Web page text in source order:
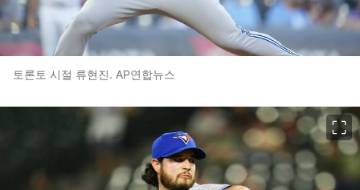
토론토 시절 류현진. AP연합뉴스